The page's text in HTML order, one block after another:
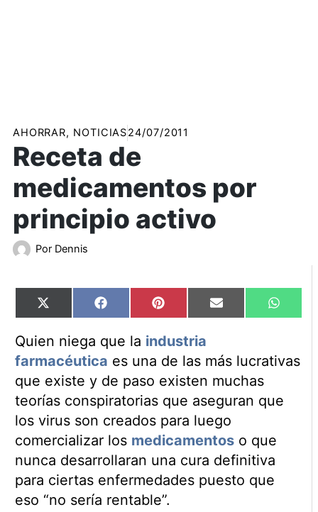
AHORRAR, NOTICIAS24/07/2011
Receta de
medicamentos por
principio activo
Por Dennis
Compartir
en
X
(Twitter)
Compartir
en
Facebook Compartir
en
Pinterest Compartir
en
Email
en
Quien niega que la industria
farmacéutica es una de las más lucrativas
que existe y de paso existen muchas
teorías conspiratorias que aseguran que
los virus son creados para luego
comercializar los medicamentoso que
nunca desarrollaran una cura definitiva
para ciertas enfermedades puesto que
eso “no sería rentable”.